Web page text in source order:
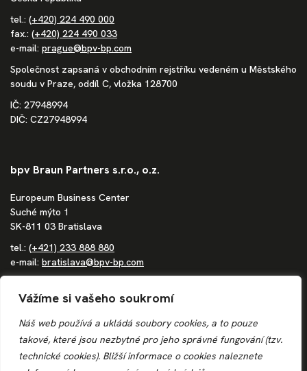
Vážíme si vašeho soukromí
Náš web používá a ukládá soubory cookies, a to pouze
takové, které jsou nezbytné pro jeho správné fungování (tzv.
technické cookies). Bližší informace o cookies naleznete
tel.: (+420) 224 490 000
fax.: (+420) 224 490 033
e-mail: prague@bpv-bp.com
Společnost zapsaná v obchodním rejstříku vedeném u Městského
soudu v Praze, oddíl C, vložka 128700
IČ: 27948994
DIČ: CZ27948994
bpv Braun Partners s.r.o., o.z.
Europeum Business Center
Suché mýto 1
SK-811 03 Bratislava
tel.: (+421) 233 888 880
e-mail: bratislava@bpv-bp.com
soudem Bratislava III, oddíl Po, vložka 1683/B
IČ: 36862207
IČ DPH: SK4020244250